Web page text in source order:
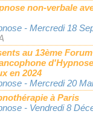
non-verbale
- Mercredi 18
au 13ème
en 2024
- Mercredi 20
à Paris
- Vendredi 8